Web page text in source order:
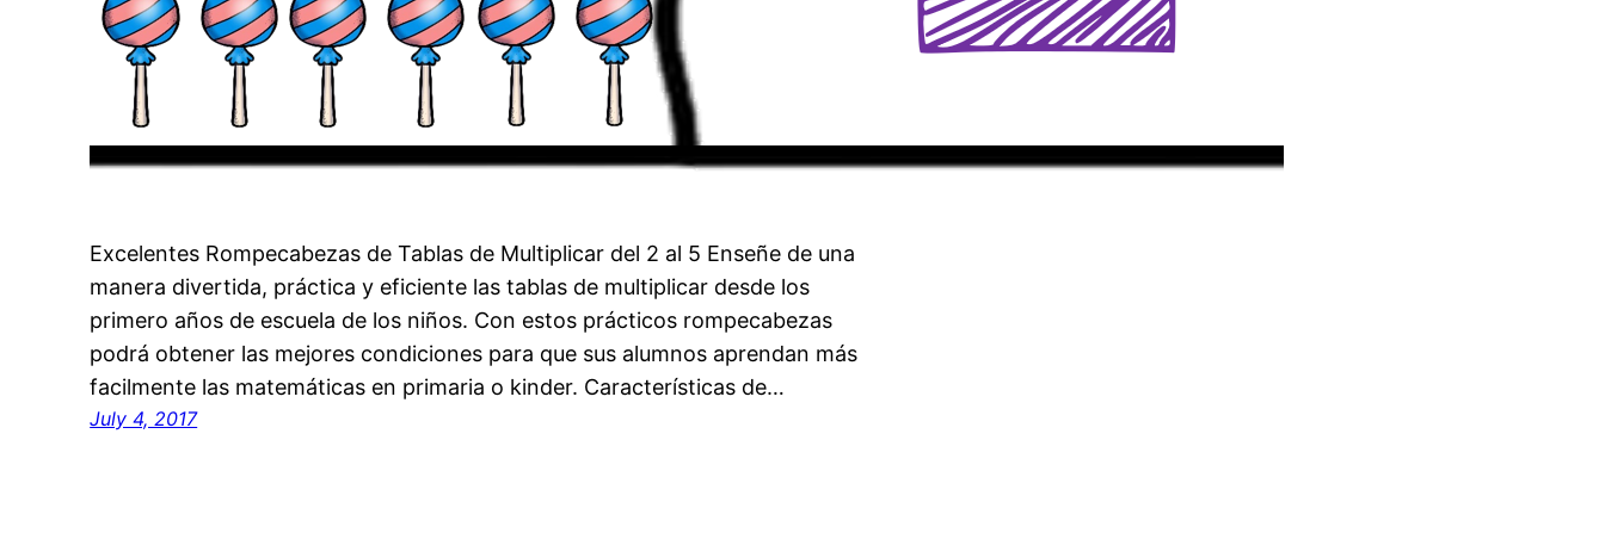
Excelentes Rompecabezas de Tablas de Multiplicar del 2 al 5 Enseñe de una
manera divertida, práctica y eficiente las tablas de multiplicar desde los
primero años de escuela de los niños. Con estos prácticos rompecabezas
podrá obtener las mejores condiciones para que sus alumnos aprendan más
facilmente las matemáticas en primaria o kinder. Características de…
July 4, 2017